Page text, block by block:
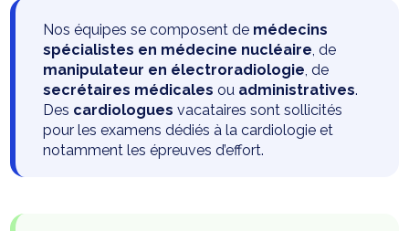
Nos équipes se composent de médecins
spécialistes en médecine nucléaire, de
manipulateur en électroradiologie, de
secrétaires médicales ou administratives.
Des cardiologues vacataires sont sollicités
pour les examens dédiés à la cardiologie et
notamment les épreuves d’effort.